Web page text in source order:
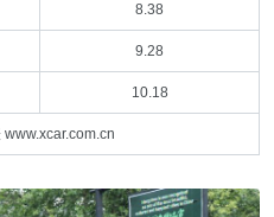
8.38
9.28
10.18